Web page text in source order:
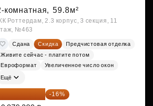
комнатная, 59.8м²
Роттердам, 2.3 корпус, 3 секция, 11
№463
Сдана Скидка
Предчистовая отделка
Живите сейчас - платите потом
Евроформат
Увеличенное число окон
Ещё
34 338 595 ₽ -16%